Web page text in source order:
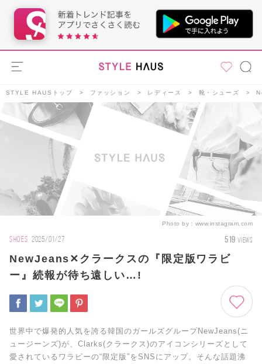
STYLE HAUSトップ ファッション レディース 靴・シューズ
Photo by： www.instagram.com
SHOES 2025/01/27 519 VIEWS
NewJeans✕クラークスの『限定版ワラビ
ー』続報が待ち遠しい…!
世界中で爆発的人気を誇る韓国のガールズグループNewJeans(ニ
ュージーンズ)が、Clarks(クラークス)のアイコンシリーズとして
愛されているワラビーの“限定版”をSNSにアップ。そんな話題沸